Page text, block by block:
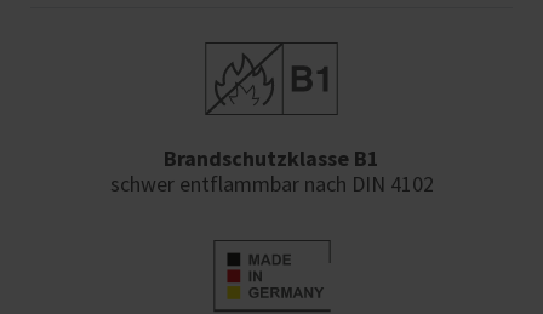
Brandschutzklasse B1
schwer entflammbar nach DIN 4102